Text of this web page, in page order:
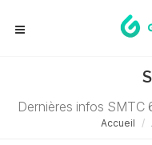
Dernières infos SMTC
Accueil